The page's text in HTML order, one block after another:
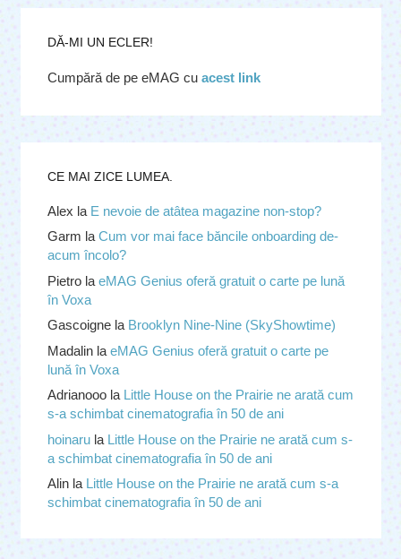
DĂ-MI UN ECLER!
Cumpără de pe eMAG cu acest link
CE MAI ZICE LUMEA.
Alex la E nevoie de atâtea magazine non-stop?
Garm la Cum vor mai face băncile onboarding de-
acum încolo?
Pietrola eMAG Genius oferă gratuit o carte pe lună
în Voxa
Gascoignela Brooklyn Nine-Nine (SkyShowtime)
Madalinla eMAG Genius oferă gratuit o carte pe
lună în Voxa
Adrianooola Little House on the Prairie ne arată cum
s-a schimbat cinematografia în 50 de ani
hoinarula Little House on the Prairie ne arată cum s-
a schimbat cinematografia în 50 de ani
Alinla Little House on the Prairie ne arată cum s-a
schimbat cinematografia în 50 de ani